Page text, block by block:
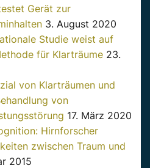
Gerät zur
3. August 2020
Studie weist auf
für Klarträume 23.
von Klarträumen und
von
17. März 2020
Hirnforscher
zwischen Traum und
2015